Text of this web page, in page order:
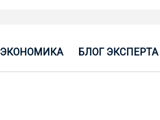
ЭКОНОМИКА БЛОГ ЭКСПЕРТА